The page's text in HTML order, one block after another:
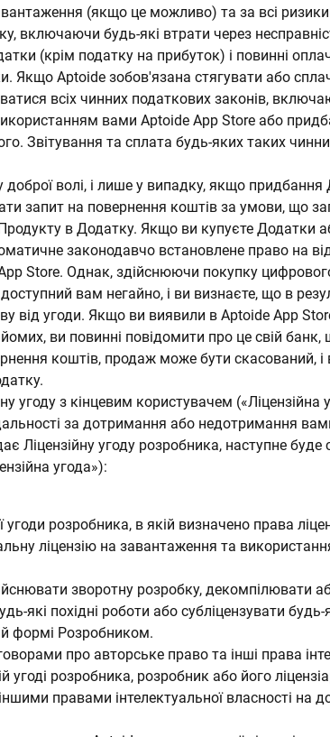
(якщо це можливо) та за всі
включаючи будь-які втрати через
(крім податку на прибуток) і повинні
Якщо Aptoide зобов'язана стягувати або
всіх чинних податкових законів,
вами Aptoide App Store або
Звітування та сплата будь-яких таких
доброї волі, і лише у випадку, якщо
запит на повернення коштів за умови, що
в Додатку. Якщо ви купуєте Додатки
законодавчо встановлене право на
Store. Однак, здійснюючи покупку
вам негайно, і ви визнаєте, що в
від угоди. Якщо ви виявили в Aptoide App
ви повинні повідомити про це свій
коштів, продаж може бути скасований,
угоду з кінцевим користувачем
за дотримання або недотримання
Ліцензійну угоду розробника, наступне буде
угода»):
розробника, в якій визначено права
ліцензію на завантаження та
зворотну розробку, декомпілювати
які похідні роботи або субліцензувати
формі Розробником.
про авторське право та інші права
угоді розробника, розробник або його
правами інтелектуальної власності на